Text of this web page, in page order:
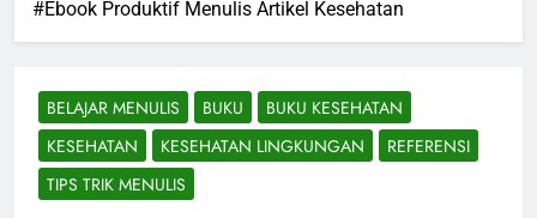
#Ebook Produktif Menulis Artikel Kesehatan
BELAJAR MENULIS BUKU
BUKU KESEHATAN
KESEHATAN
KESEHATAN LINGKUNGAN
REFERENSI
TIPS TRIK MENULIS